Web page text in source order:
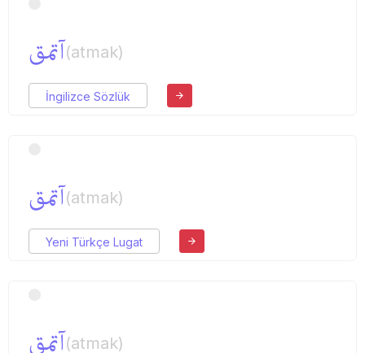
آتمق(atmak)
İngilizce Sözlük
آتمق(atmak)
Yeni Türkçe Lugat
آتمق(atmak)